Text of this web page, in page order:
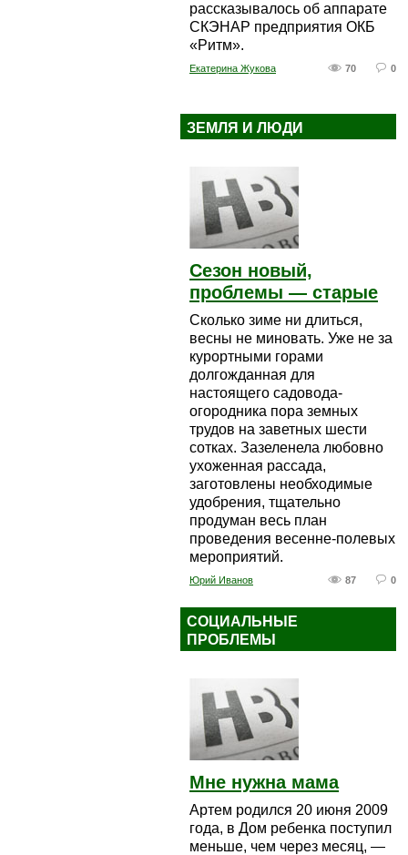
рассказывалось об аппарате
СКЭНАР предприятия ОКБ
«Ритм».
70 0
Екатерина Жукова
ЗЕМЛЯ И ЛЮДИ
Сезон новый,
проблемы — старые
Сколько зиме ни длиться,
весны не миновать. Уже не за
курортными горами
долгожданная для
настоящего садовода-
огородника пора земных
трудов на заветных шести
сотках. Зазеленела любовно
ухоженная рассада,
заготовлены необходимые
удобрения, тщательно
продуман весь план
проведения весенне-полевых
мероприятий.
87 0
Юрий Иванов
СОЦИАЛЬНЫЕ
ПРОБЛЕМЫ
Мне нужна мама
Артем родился 20 июня 2009
года, в Дом ребенка поступил
меньше, чем через месяц, —